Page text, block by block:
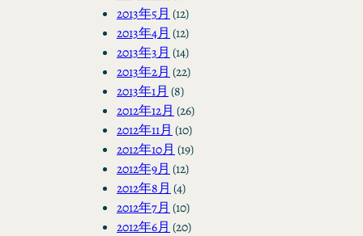
2013年5月 (12)
2013年4月 (12)
2013年3月 (14)
2013年2月 (22)
2013年1月 (8)
2012年12月 (26)
2012年11月 (10)
2012年10月 (19)
2012年9月 (12)
2012年8月 (4)
2012年7月 (10)
2012年6月 (20)